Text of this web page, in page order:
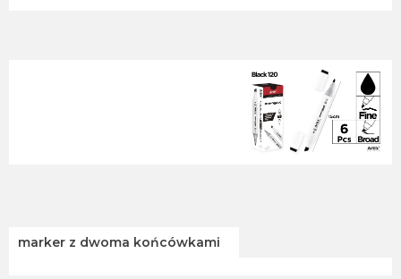
marker z dwoma końcówkami